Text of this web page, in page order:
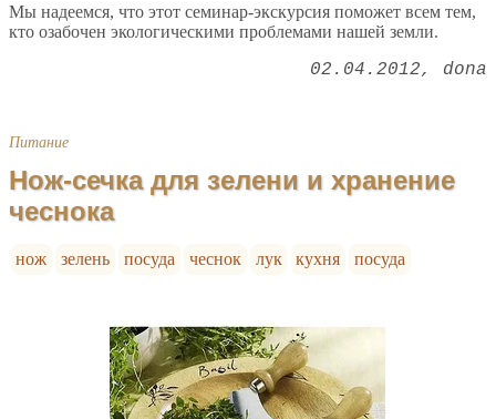
Мы надеемся, что этот семинар-экскурсия поможет всем тем,
кто озабочен экологическими проблемами нашей земли.
02.04.2012 dona
Питание
Нож-сечка для зелени и хранение
чеснока
нож зелень посуда чеснок лук кухня посуда